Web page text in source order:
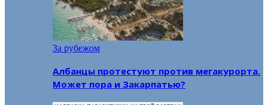
За рубежом
Албанцы протестуют против мегакурорта.
Может пора и Закарпатью?